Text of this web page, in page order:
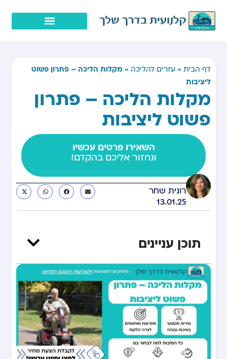
דף הבית »עזרים להליכה » מקלות הליכה – פתרון פשוט
ליציבות
מקלות הליכה – פתרון
פשוט ליציבות
השאירו פרטים עכשיו
ונחזור אליכם בהקדם!
רונית שחר
13.01.25
תוכן עניינים